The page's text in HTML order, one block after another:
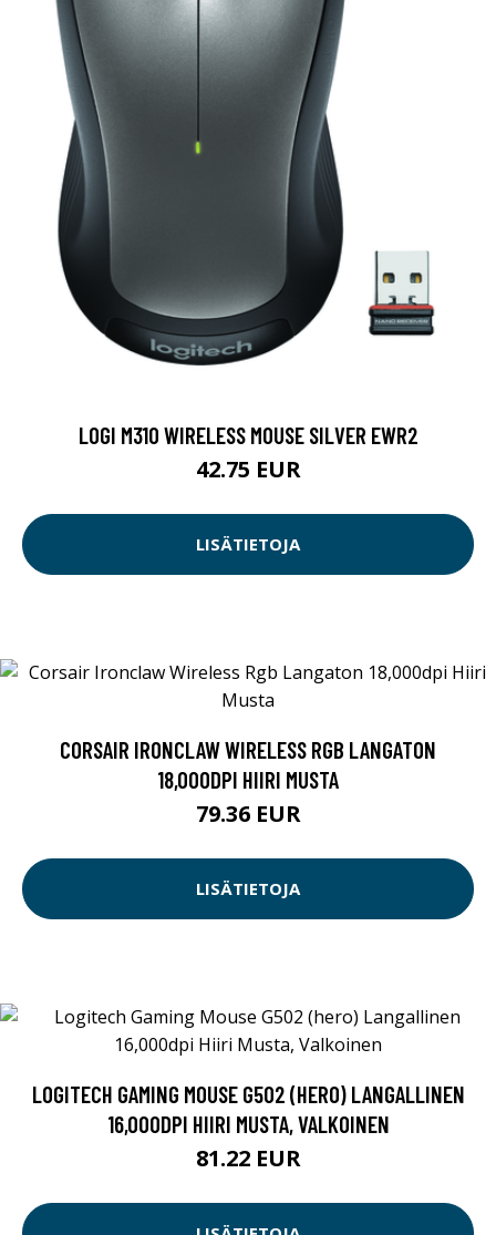
LOGI M310 WIRELESS MOUSE SILVER EWR2
42.75 EUR
LISÄTIETOJA
CORSAIR IRONCLAW WIRELESS RGB LANGATON
18,000DPI HIIRI MUSTA
79.36 EUR
LISÄTIETOJA
LOGITECH GAMING MOUSE G502 (HERO) LANGALLINEN
16,000DPI HIIRI MUSTA, VALKOINEN
81.22 EUR